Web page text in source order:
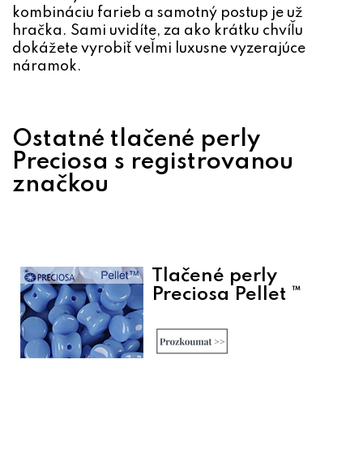
kombináciu farieb a samotný postup je už
hračka. Sami uvidíte, za ako krátku chvíľu
dokážete vyrobiť veľmi luxusne vyzerajúce
náramok.
Ostatné tlačené perly
Preciosa s registrovanou
značkou
Tlačené perly
Preciosa Pellet ™